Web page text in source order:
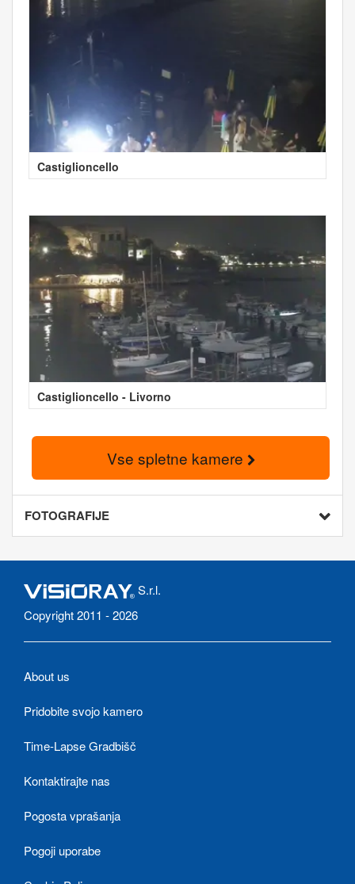
Castiglioncello
Castiglioncello - Livorno
Vse spletne kamere
FOTOGRAFIJE
S.r.l.
Copyright 2011 - 2026
About us
Pridobite svojo kamero
Time-Lapse Gradbišč
Kontaktirajte nas
Pogosta vprašanja
Pogoji uporabe